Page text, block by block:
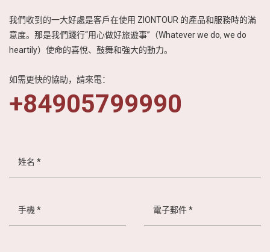
我們收到的一大好處是客戶在使用 ZIONTOUR 的產品和服務時的滿
意度。那是我們踐行“用心做好旅遊事”（Whatever we do, we do
heartily）使命的喜悅、鼓舞和強大的動力。
如需更快的協助，請來電：
+84905799990